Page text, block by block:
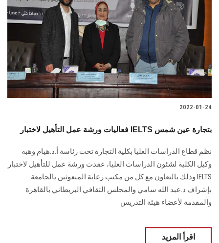
2022-01-24
فعاليات ورشة عمل التأهيل لاختبار IELTS بتجارة عين شمس
نظم قطاع الدراسات العليا بكلية التجارة تحت رئاسة أ.د.هيام وهبه
وكيل الكلية لشئون الدراسات العليا، عقدت ورشة عمل للتأهيل لاختبار
IELTS وذلك بالتعاون مع كل من مكتب رعاية المبعوثين بالجامعة
بإشراف د.عبد الله سامي والمجلس الثقافي البريطاني بالقاهرة
والمقدمة لأعضاء هيئة التدريس
اقرأ المزيد